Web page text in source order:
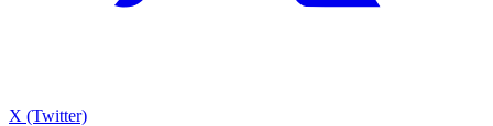
X (Twitter)